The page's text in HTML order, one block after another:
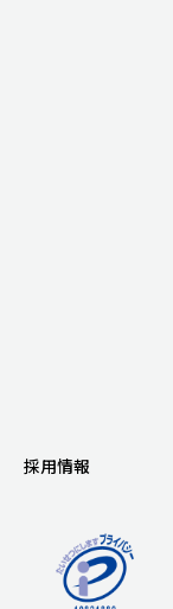
採用情報